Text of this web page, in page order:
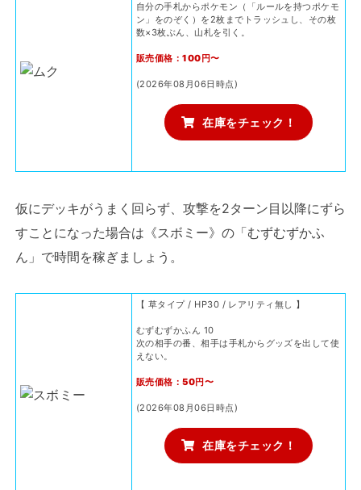
自分の手札からポケモン（「ルールを持つポケモ
ン」をのぞく）を2枚までトラッシュし、その枚
数×3枚ぶん、山札を引く。
販売価格：100円〜
(2026年08月06日時点)
在庫をチェック！
仮にデッキがうまく回らず、攻撃を2ターン目以降にずら
すことになった場合は《スボミー》の「むずむずかふ
ん」で時間を稼ぎましょう。
【 草タイプ / HP30 / レアリティ無し 】
むずむずかふん 10
次の相手の番、相手は手札からグッズを出して使
えない。
販売価格：50円〜
(2026年08月06日時点)
在庫をチェック！